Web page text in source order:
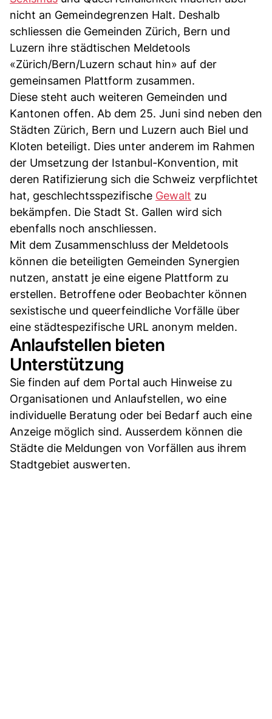
nicht an Gemeindegrenzen Halt. Deshalb
schliessen die Gemeinden Zürich, Bern und
Luzern ihre städtischen Meldetools
«Zürich/Bern/Luzern schaut hin» auf der
gemeinsamen Plattform zusammen.
Diese steht auch weiteren Gemeinden und
Kantonen offen. Ab dem 25. Juni sind neben den
Städten Zürich, Bern und Luzern auch Biel und
Kloten beteiligt. Dies unter anderem im Rahmen
der Umsetzung der Istanbul-Konvention, mit
deren Ratifizierung sich die Schweiz verpflichtet
hat, geschlechtsspezifische Gewalt zu
bekämpfen. Die Stadt St. Gallen wird sich
ebenfalls noch anschliessen.
Mit dem Zusammenschluss der Meldetools
können die beteiligten Gemeinden Synergien
nutzen, anstatt je eine eigene Plattform zu
erstellen. Betroffene oder Beobachter können
sexistische und queerfeindliche Vorfälle über
eine städtespezifische URL anonym melden.
Anlaufstellen bieten
Unterstützung
Sie finden auf dem Portal auch Hinweise zu
Organisationen und Anlaufstellen, wo eine
individuelle Beratung oder bei Bedarf auch eine
Anzeige möglich sind. Ausserdem können die
Städte die Meldungen von Vorfällen aus ihrem
Stadtgebiet auswerten.